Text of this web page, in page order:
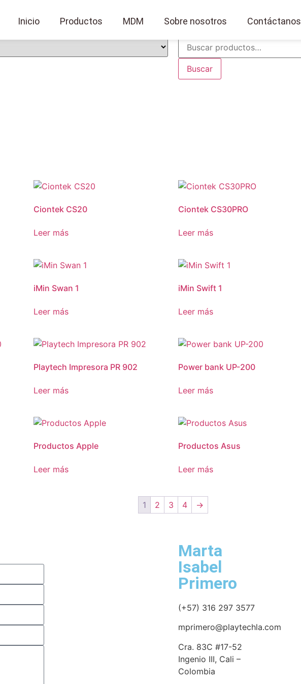
Inicio Productos MDM Sobre nosotros Contáctanos
Buscar
Ciontek CS20
Leer más
Ciontek CS30PRO
Leer más
iMin Swan 1
Leer más
iMin Swift 1
Leer más
Playtech Impresora PR 902
Leer más
Power bank UP-200
Leer más
Productos Apple
Leer más
Productos Asus
Leer más
1 2 3 4 →
Marta
Isabel
Primero
(+57) 316 297 3577
mprimero@playtechla.com
Cra. 83C #17-52
Ingenio III, Cali –
Colombia